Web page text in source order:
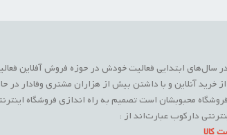
در سال‌های ابتدایی فعالیت خودش در حوزه فروش آفلاین
خرید آنلاین و با داشتن بیش از هزاران مشتری وفادار در
محبوبشان است تصمیم به راه اندازی فروشگاه
دارکوب عبارت‌اند از :